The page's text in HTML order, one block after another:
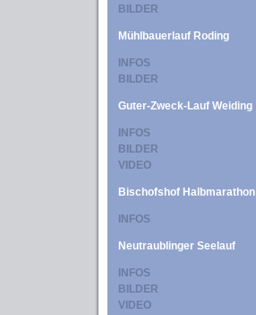
BILDER
Mühlbauerlauf Roding
INFOS
BILDER
Guter-Zweck-Lauf Weiding
INFOS
BILDER
VIDEO
Bischofshof Halbmarathon
INFOS
Neutraublinger Seelauf
INFOS
BILDER
VIDEO